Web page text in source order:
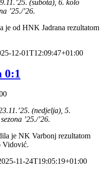
(subota), 6. kolo
’25./’26.
od HNK Jadrana rezultatom
12-01T12:09:47+01:00
0:1
(nedjelja), 5.
’25./’26.
je NK Varbonj rezultatom
Vidović.
11-24T19:05:19+01:00